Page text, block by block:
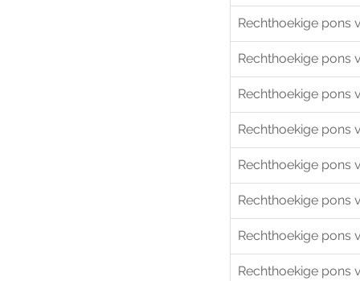
Rechthoekige pons
Rechthoekige pons
Rechthoekige pons
Rechthoekige pons
Rechthoekige pons
Rechthoekige pons
Rechthoekige pons
Rechthoekige pons